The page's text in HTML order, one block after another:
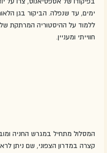
ימים, עד שנפלה. הביקור בגן
ללמוד על ההיסטוריה המרתקת
חווייתי ומעניין.
המסלול מתחיל במגרש החניה
קצרה במדרון הצפוני, שם ניתן